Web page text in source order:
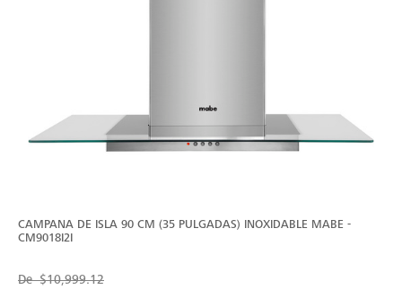
CAMPANA DE ISLA 90 CM (35 PULGADAS) INOXIDABLE MABE -
CM9018I2I
De$10,999.12